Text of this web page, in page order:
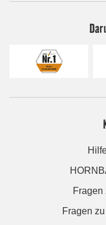
Fragen
Fragen